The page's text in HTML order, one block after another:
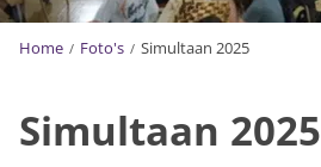
Home Foto's Simultaan 2025
Simultaan 2025